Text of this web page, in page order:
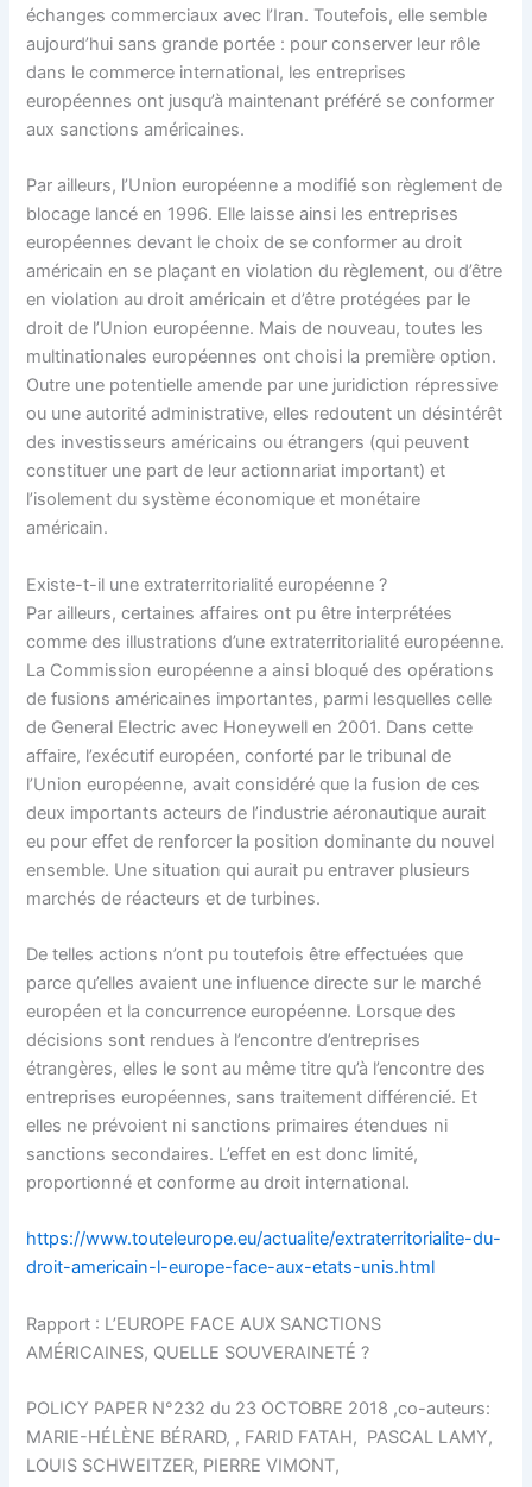
échanges commerciaux avec l’Iran. Toutefois, elle semble
aujourd’hui sans grande portée : pour conserver leur rôle
dans le commerce international, les entreprises
européennes ont jusqu’à maintenant préféré se conformer
aux sanctions américaines.
Par ailleurs, l’Union européenne a modifié son règlement de
blocage lancé en 1996. Elle laisse ainsi les entreprises
européennes devant le choix de se conformer au droit
américain en se plaçant en violation du règlement, ou d’être
en violation au droit américain et d’être protégées par le
droit de l’Union européenne. Mais de nouveau, toutes les
multinationales européennes ont choisi la première option.
Outre une potentielle amende par une juridiction répressive
ou une autorité administrative, elles redoutent un désintérêt
des investisseurs américains ou étrangers (qui peuvent
constituer une part de leur actionnariat important) et
l’isolement du système économique et monétaire
américain.
Existe-t-il une extraterritorialité européenne ?
Par ailleurs, certaines affaires ont pu être interprétées
comme des illustrations d’une extraterritorialité européenne.
La Commission européenne a ainsi bloqué des opérations
de fusions américaines importantes, parmi lesquelles celle
de General Electric avec Honeywell en 2001. Dans cette
affaire, l’exécutif européen, conforté par le tribunal de
l’Union européenne, avait considéré que la fusion de ces
deux importants acteurs de l’industrie aéronautique aurait
eu pour effet de renforcer la position dominante du nouvel
ensemble. Une situation qui aurait pu entraver plusieurs
marchés de réacteurs et de turbines.
De telles actions n’ont pu toutefois être effectuées que
parce qu’elles avaient une influence directe sur le marché
européen et la concurrence européenne. Lorsque des
décisions sont rendues à l’encontre d’entreprises
étrangères, elles le sont au même titre qu’à l’encontre des
entreprises européennes, sans traitement différencié. Et
elles ne prévoient ni sanctions primaires étendues ni
sanctions secondaires. L’effet en est donc limité,
proportionné et conforme au droit international.
https://www.touteleurope.eu/actualite/extraterritorialite-du-
droit-americain-l-europe-face-aux-etats-unis.html
Rapport : L’EUROPE FACE AUX SANCTIONS
AMÉRICAINES, QUELLE SOUVERAINETÉ ?
POLICY PAPER N°232 du 23 OCTOBRE 2018 ,co-auteurs:
MARIE-HÉLÈNE BÉRARD, , FARID FATAH, PASCAL LAMY,
LOUIS SCHWEITZER, PIERRE VIMONT,